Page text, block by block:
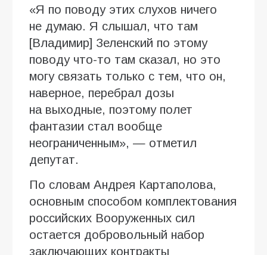
«Я по поводу этих слухов ничего
не думаю. Я слышал, что там
[Владимир] Зеленский по этому
поводу что-то там сказал, но это
могу связать только с тем, что он,
наверное, перебрал дозы
на выходные, поэтому полет
фантазии стал вообще
неограниченным», — отметил
депутат.
По словам Андрея Картаполова,
основным способом комплектования
российских Вооруженных сил
остается добровольный набор
заключающих контракты